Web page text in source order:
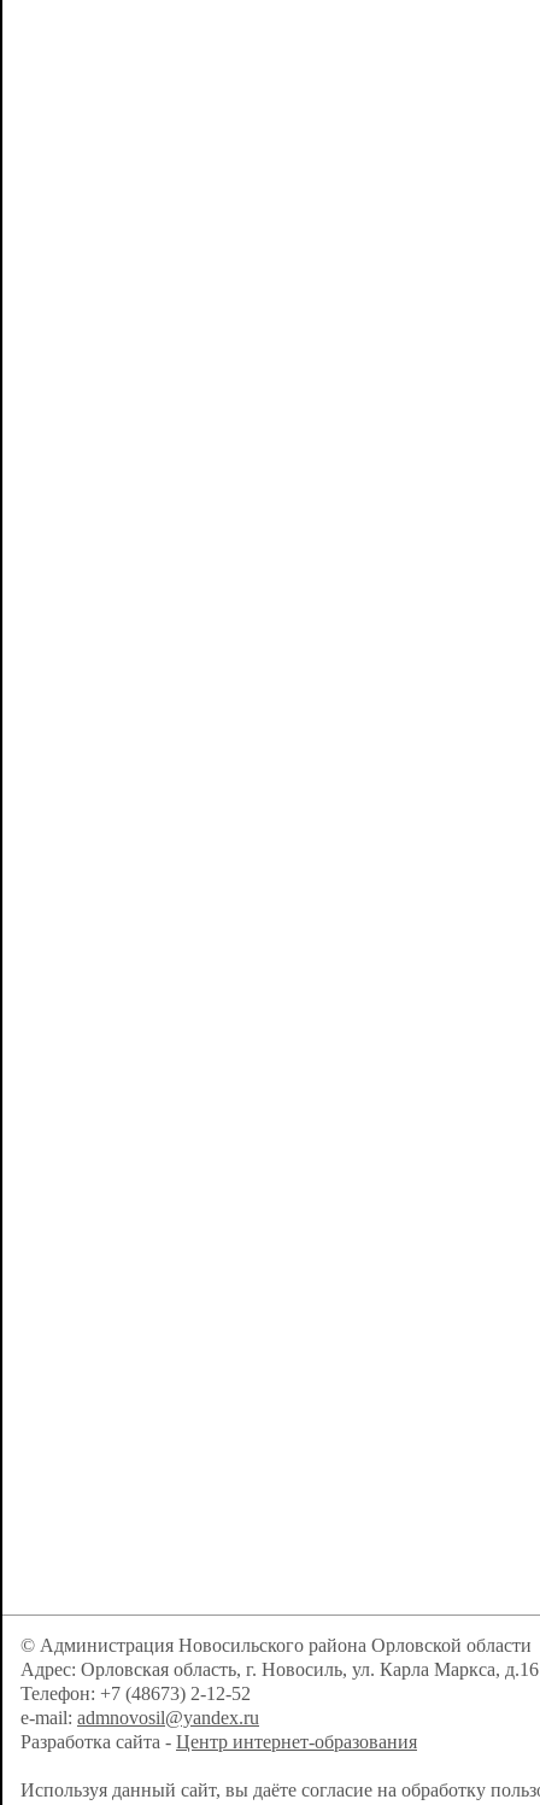
© Администрация Новосильского района Орловской области
Адрес: Орловская область, г. Новосиль, ул. Карла Маркса, д.16
Телефон: +7 (48673) 2-12-52
e-mail: admnovosil@yandex.ru
Разработка сайта - Центр интернет-образования
Используя данный сайт, вы даёте согласие на обработку